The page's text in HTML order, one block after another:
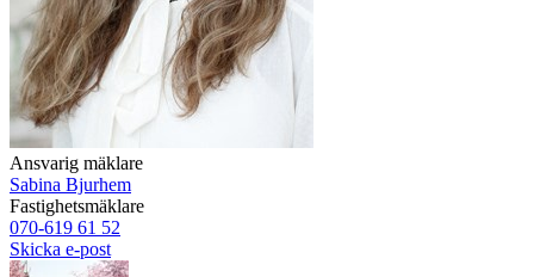
Ansvarig mäklare
Sabina Bjurhem
Fastighetsmäklare
070-619 61 52
Skicka e-post